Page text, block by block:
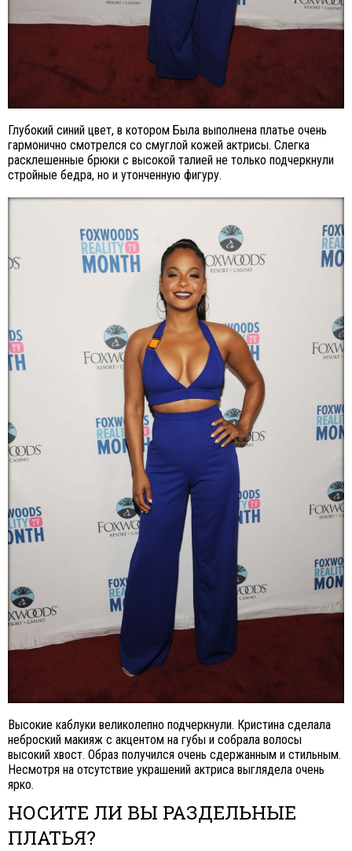
Глубокий синий цвет, в котором Была выполнена платье очень
гармонично смотрелся со смуглой кожей актрисы. Слегка
расклешенные брюки с высокой талией не только подчеркнули
стройные бедра, но и утонченную фигуру.
Высокие каблуки великолепно подчеркнули. Кристина сделала
неброский макияж с акцентом на губы и собрала волосы
высокий хвост. Образ получился очень сдержанным и стильным.
Несмотря на отсутствие украшений актриса выглядела очень
ярко.
НОСИТЕ ЛИ ВЫ РАЗДЕЛЬНЫЕ
ПЛАТЬЯ?